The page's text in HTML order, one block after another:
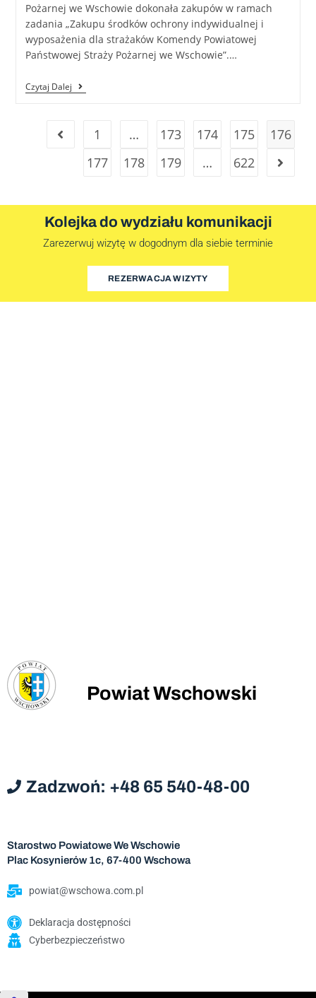
Pożarnej we Wschowie dokonała zakupów w ramach
zadania „Zakupu środków ochrony indywidualnej i
wyposażenia dla strażaków Komendy Powiatowej
Państwowej Straży Pożarnej we Wschowie”.…
Czytaj Dalej
1 … 173 174 175
176
177
178 179 … 622
Kolejka do wydziału komunikacji
Zarezerwuj wizytę w dogodnym dla siebie terminie
REZERWACJA WIZYTY
Powiat Wschowski
Zadzwoń: +48 65 540-48-00
Starostwo Powiatowe We Wschowie
Plac Kosynierów 1c, 67-400 Wschowa
powiat@wschowa.com.pl
Deklaracja dostępności
Cyberbezpieczeństwo